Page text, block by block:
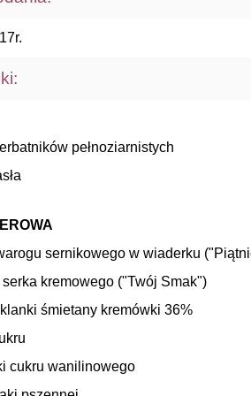
pełnoziarnistych
sernikowego w wiaderku
serka kremowego ("Twój Smak")
śmietany kremówki 36%
cukru wanilinowego